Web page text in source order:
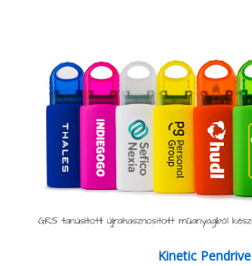
Kinetic Pendrive